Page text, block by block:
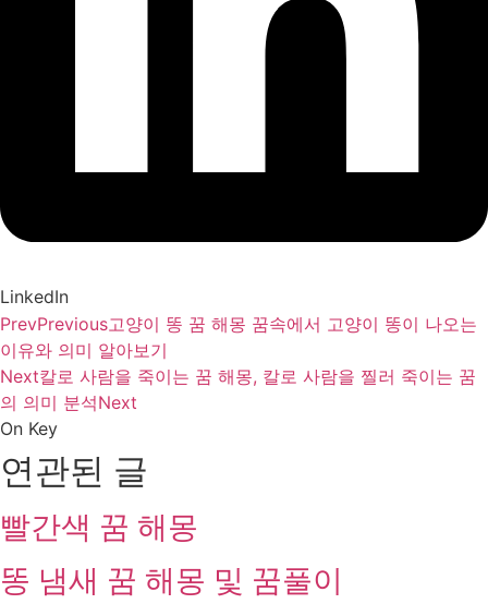
LinkedIn
PrevPrevious고양이 똥 꿈 해몽 꿈속에서 고양이 똥이 나오는
이유와 의미 알아보기
Next칼로 사람을 죽이는 꿈 해몽, 칼로 사람을 찔러 죽이는 꿈
의 의미 분석Next
On Key
연관된 글
빨간색 꿈 해몽
똥 냄새 꿈 해몽 및 꿈풀이